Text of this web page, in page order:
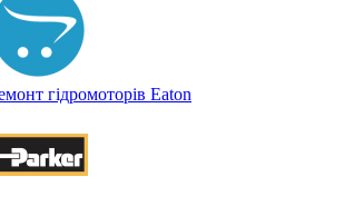
гідромоторів Eaton